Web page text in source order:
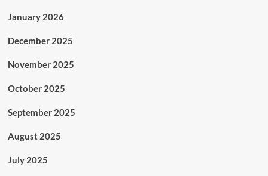
January 2026
December 2025
November 2025
October 2025
September 2025
August 2025
July 2025